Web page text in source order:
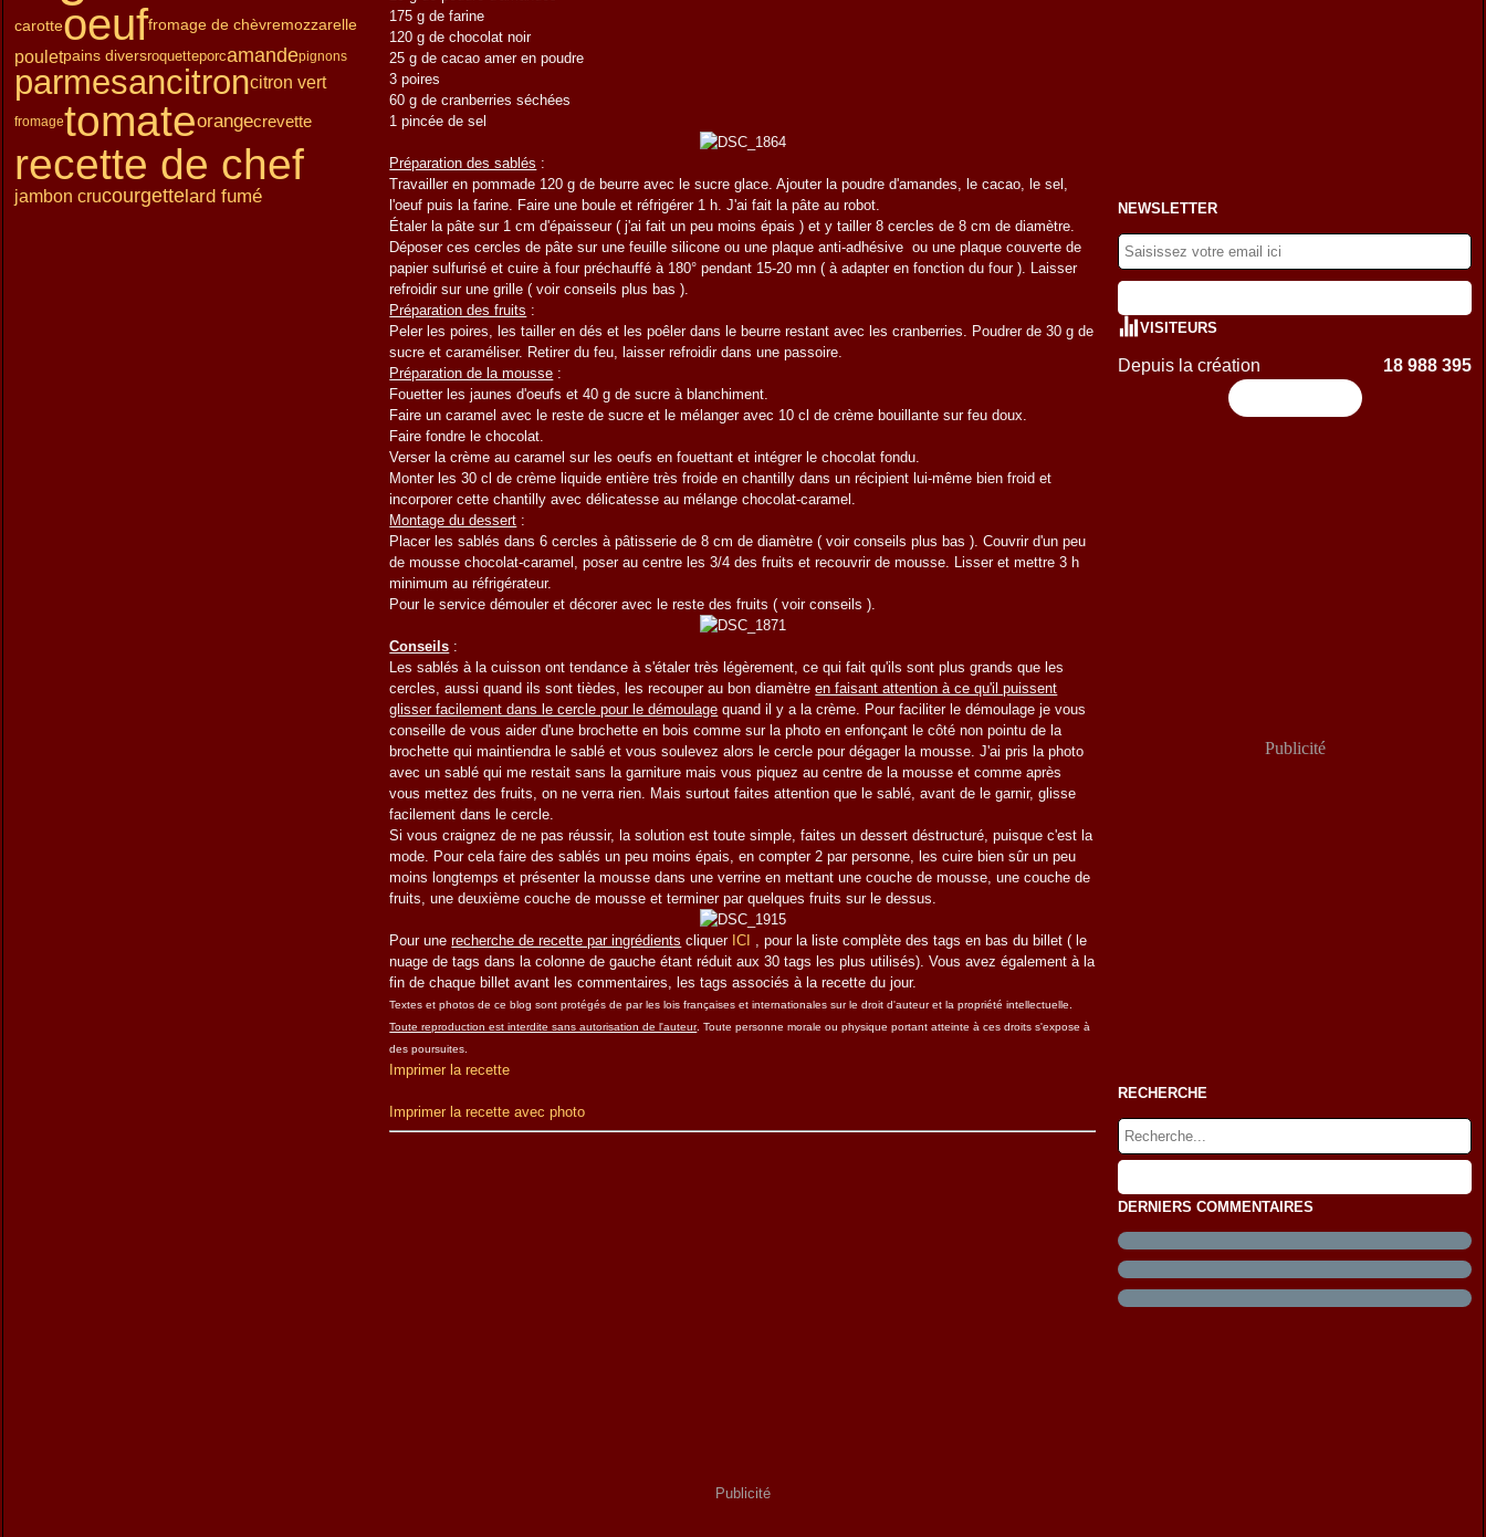
Janvier(13)
Février(12)
Janvier
(15)
(15)
Février (15)
Janvier(14)
carotteoeuffromage de chèvremozzarelle
pouletpains diversroquetteporcamandepignons
parmesancitroncitron vert
fromagetomateorangecrevette
recette de chef
jambon crucourgettelard fumé
175 g de farine
120 g de chocolat noir
25 g de cacao amer en poudre
3 poires
60 g de cranberries séchées
1 pincée de sel
Préparation des sablés :
Travailler en pommade 120 g de beurre avec le sucre glace. Ajouter la poudre d'amandes, le cacao, le sel,
l'oeuf puis la farine. Faire une boule et réfrigérer 1 h. J'ai fait la pâte au robot.
Étaler la pâte sur 1 cm d'épaisseur ( j'ai fait un peu moins épais ) et y tailler 8 cercles de 8 cm de diamètre.
Déposer ces cercles de pâte sur une feuille silicone ou une plaque anti-adhésive ou une plaque couverte de
papier sulfurisé et cuire à four préchauffé à 180° pendant 15-20 mn ( à adapter en fonction du four ). Laisser
refroidir sur une grille ( voir conseils plus bas ).
Préparation des fruits :
Peler les poires, les tailler en dés et les poêler dans le beurre restant avec les cranberries. Poudrer de 30 g de
sucre et caraméliser. Retirer du feu, laisser refroidir dans une passoire.
Préparation de la mousse :
Fouetter les jaunes d'oeufs et 40 g de sucre à blanchiment.
Faire un caramel avec le reste de sucre et le mélanger avec 10 cl de crème bouillante sur feu doux.
Faire fondre le chocolat.
Verser la crème au caramel sur les oeufs en fouettant et intégrer le chocolat fondu.
Monter les 30 cl de crème liquide entière très froide en chantilly dans un récipient lui-même bien froid et
incorporer cette chantilly avec délicatesse au mélange chocolat-caramel.
Montage du dessert :
Placer les sablés dans 6 cercles à pâtisserie de 8 cm de diamètre ( voir conseils plus bas ). Couvrir d'un peu
de mousse chocolat-caramel, poser au centre les 3/4 des fruits et recouvrir de mousse. Lisser et mettre 3 h
minimum au réfrigérateur.
Pour le service démouler et décorer avec le reste des fruits ( voir conseils ).
Conseils :
Les sablés à la cuisson ont tendance à s'étaler très légèrement, ce qui fait qu'ils sont plus grands que les
cercles, aussi quand ils sont tièdes, les recouper au bon diamètreen faisant attention à ce qu'il puissent
glisser facilement dans le cercle pour le démoulage quand il y a la crème. Pour faciliter le démoulage je vous
conseille de vous aider d'une brochette en bois comme sur la photo en enfonçant le côté non pointu de la
brochette qui maintiendra le sablé et vous soulevez alors le cercle pour dégager la mousse. J'ai pris la photo
avec un sablé qui me restait sans la garniture mais vous piquez au centre de la mousse et comme après
vous mettez des fruits, on ne verra rien. Mais surtout faites attention que le sablé, avant de le garnir, glisse
facilement dans le cercle.
Si vous craignez de ne pas réussir, la solution est toute simple, faites un dessert déstructuré, puisque c'est la
mode. Pour cela faire des sablés un peu moins épais, en compter 2 par personne, les cuire bien sûr un peu
moins longtemps et présenter la mousse dans une verrine en mettant une couche de mousse, une couche de
fruits, une deuxième couche de mousse et terminer par quelques fruits sur le dessus.
Pour unerecherche de recette par ingrédients cliquer ICI , pour la liste complète des tags en bas du billet ( le
nuage de tags dans la colonne de gauche étant réduit aux 30 tags les plus utilisés). Vous avez également à la
fin de chaque billet avant les commentaires, les tags associés à la recette du jour.
Textes et photos de ce blog sont protégés de par les lois françaises et internationales sur le droit d'auteur et la propriété intellectuelle.
Toute reproduction est interdite sans autorisation de l'auteur. Toute personne morale ou physique portant atteinte à ces droits s'expose à
des poursuites.
Imprimer la recette
Imprimer la recette avec photo
Publicité
NEWSLETTER
VISITEURS
Depuis la création
18 988 395
Publicité
RECHERCHE
DERNIERS COMMENTAIRES